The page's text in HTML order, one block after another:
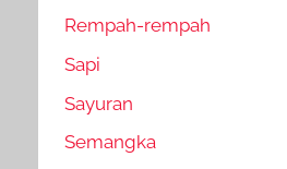
Rempah-rempah
Sapi
Sayuran
Semangka